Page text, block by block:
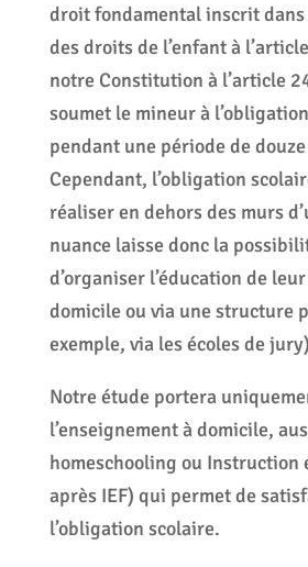
droit fondamental inscrit
des droits de l’enfant à
notre Constitution à l’article
soumet le mineur à
pendant une période de
Cependant, l’obligation
réaliser en dehors des murs
nuance laisse donc la
d’organiser l’éducation de
domicile ou via une structure
exemple, via les écoles de
Notre étude portera
l’enseignement à domicile,
homeschooling ou Instruction
après IEF) qui permet de
l’obligation scolaire.